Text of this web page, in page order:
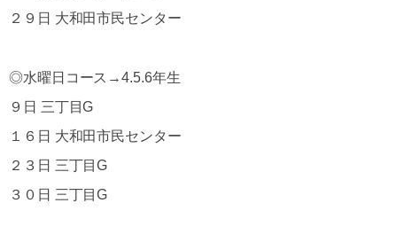
２９日 大和田市民センター
◎水曜日コース→4.5.6年生
９日 三丁目G
１６日 大和田市民センター
２３日 三丁目G
３０日 三丁目G